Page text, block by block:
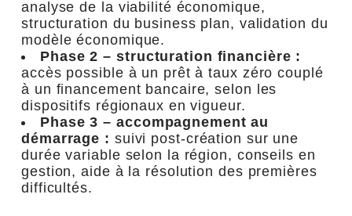
analyse de la viabilité économique,
structuration du business plan, validation du
modèle économique.
Phase 2 – structuration financière :
accès possible à un prêt à taux zéro couplé
à un financement bancaire, selon les
dispositifs régionaux en vigueur.
Phase 3 – accompagnement au
démarrage : suivi post-création sur une
durée variable selon la région, conseils en
gestion, aide à la résolution des premières
difficultés.